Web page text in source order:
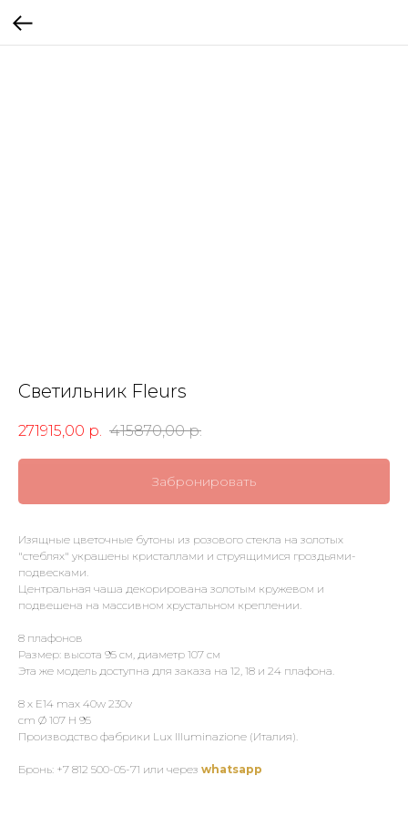
Светильник Fleurs
271915,00 р. 415870,00 р.
Забронировать
Изящные цветочные бутоны из розового стекла на золотых
"стеблях" украшены кристаллами и струящимися гроздьями-
подвесками.
Центральная чаша декорирована золотым кружевом и
подвешена на массивном хрустальном креплении.
8 плафонов
Размер: высота 95 см, диаметр 107 см
Эта же модель доступна для заказа на 12, 18 и 24 плафона.
8 x E14 max 40w 230v
cm Ø 107 H 95
Производство фабрики Lux Illuminazione (Италия).
Бронь: +7 812 500-05-71 или через whatsapp